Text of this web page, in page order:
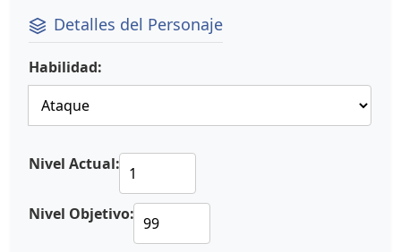
Detalles del Personaje
Habilidad:
Nivel Actual:
Nivel Objetivo: